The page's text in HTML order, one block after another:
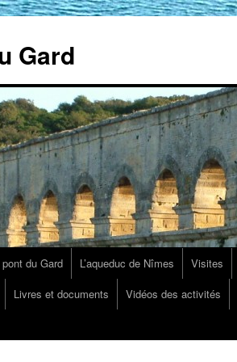
Gard
pont du Gard L’aqueduc de Nîmes Visites
Livres et documents Vidéos des activités